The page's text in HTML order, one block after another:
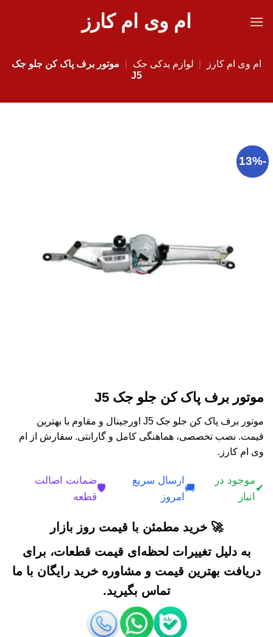
ام وی ام کارز
ام وی ام کارز لوازم یدکی جک
موتور برف پاک کن جلو جک
J5
-13%
موتور برف پاک کن جلو جک J5
موتور برف پاک کن جلو جک J5 اورجینال و مقاوم با بهترین
قیمت. نصب تخصصی، هماهنگی کامل و گارانتی. سفارش از ام
وی ام کارز.
✔
موجود در
انبار
🚚
ارسال سریع
امروز
🛡️
ضمانت اصالت
قطعه
🚀 خرید مطمئن با قیمت روز بازار
به دلیل تغییرات لحظه‌ای قیمت قطعات، برای
دریافت بهترین قیمت و مشاوره خرید رایگان با ما
تماس بگیرید.